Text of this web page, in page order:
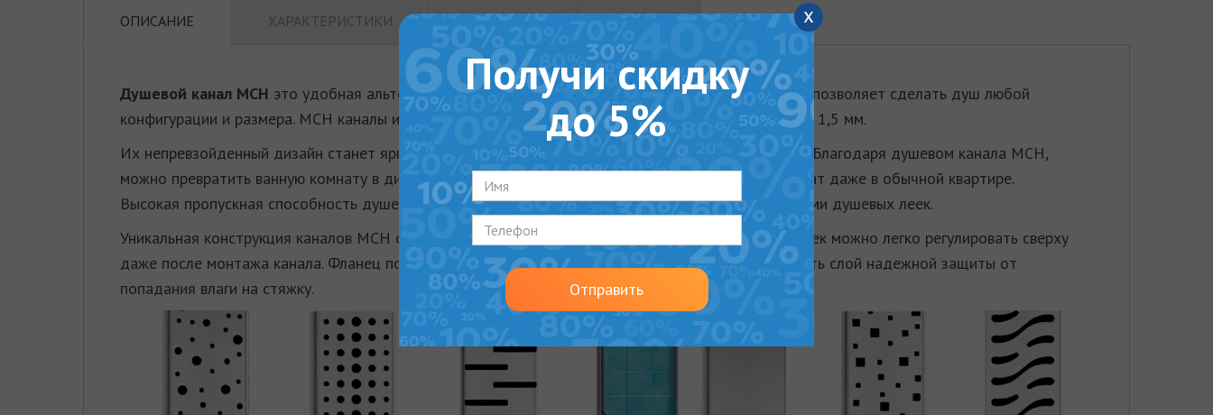
ОПИСАНИЕ ХАРАКТЕРИСТИКИ ОТЗЫВЫ (0) ВИДЕО
Душевой канал МСН это удобная альтернатива для душевого поддона или душевой кабины. Он позволяет сделать душ любой
конфигурации и размера. MСН каналы имеют 14 видов решеток из нержавеющей стали толщиной 1,5 мм.
Их непревзойденный дизайн станет ярким дополнением и основой стиля вашей ванной комнаты. Благодаря душевом канала МСН,
можно превратить ванную комнату в дизайнерский шедевр без каких-либо дополнительных затрат даже в обычной квартире.
Высокая пропускная способность душевых каналов МСН позволяет применять их с любыми типами душевых леек.
Уникальная конструкция каналов МСН обеспечивает быструю и удобную установку, а высоту ножек можно легко регулировать сверху
даже после монтажа канала. Фланец по периметру и гидроизоляционная лента позволяют сделать слой надежной защиты от
попадания влаги на стяжку.
x
Получи скидку
до 5%
Отправить